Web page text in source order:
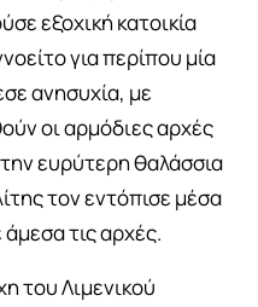
εξοχική κατοικία
για περίπου μία
ανησυχία, με
οι αρμόδιες αρχές
ευρύτερη θαλάσσια
τον εντόπισε μέσα
τις αρχές.
του Λιμενικού